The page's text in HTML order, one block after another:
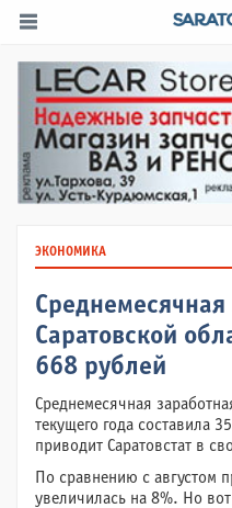
ЭКОНОМИКА
Среднемесячная
Саратовской
668 рублей
Среднемесячная
текущего года составила
приводит Саратовстат в
По сравнению с августом
увеличилась на 8%. Но